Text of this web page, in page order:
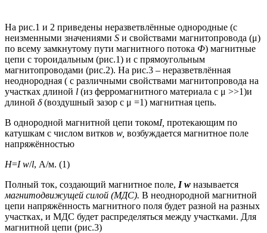
На рис.1 и 2 приведены неразветвлённые однородные (с
неизменными значениями S и свойствами магнитопровода (μ)
по всему замкнутому пути магнитного потока Ф) магнитные
цепи с тороидальным (рис.1) и с прямоугольным
магнитопроводами (рис.2). На рис.3 – неразветвлённая
неоднородная ( с различными свойствами магнитопровода на
участках длиной l (из ферромагнитного материала с μ >>1)и
длиной δ(воздушный зазор с μ =1) магнитная цепь.
В однородной магнитной цепи токомI, протекающим по
катушкам с числом витков w, возбуждается магнитное поле
напряжённостью
H=I w/l, А/м. (1)
Полный ток, создающий магнитное поле, I w называется
магнитодвижущей силой (МДС). В неоднородной магнитной
цепи напряжённость магнитного поля будет разной на разных
участках, и МДС будет распределяться между участками. Для
магнитной цепи (рис.3)